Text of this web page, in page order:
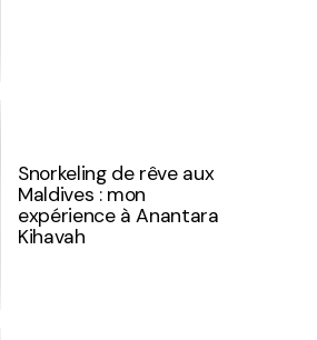
Snorkeling de rêve aux
Maldives : mon
expérience à Anantara
Kihavah